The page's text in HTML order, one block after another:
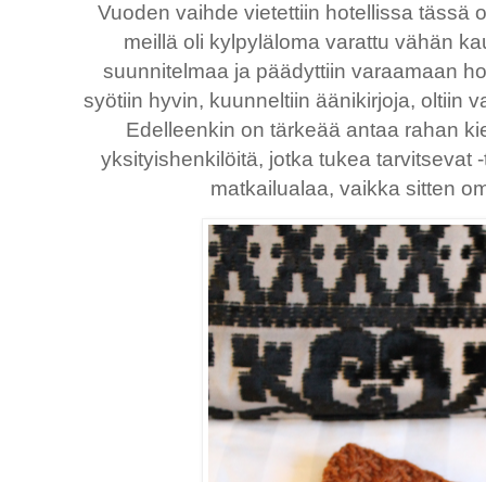
Vuoden vaihde vietettiin hotellissa tässä
meillä oli kylpyläloma varattu vähän
suunnitelmaa ja päädyttiin varaamaan
syötiin hyvin, kuunneltiin äänikirjoja, oltiin
Edelleenkin on tärkeää antaa rahan
yksityishenkilöitä, jotka tukea tarvitsevat
matkailualaa, vaikka sitten